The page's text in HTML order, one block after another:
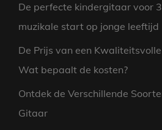
De perfecte kindergitaar voor
muzikale start op jonge leeftijd
De Prijs van een
Wat bepaalt de kosten?
Ontdek de Verschillende
Gitaar